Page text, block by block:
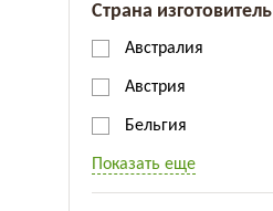
Страна изготовитель
Австралия
Австрия
Бельгия
Показать еще